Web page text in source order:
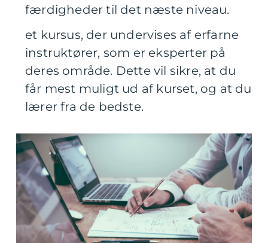
færdigheder til det næste niveau.
et kursus, der undervises af erfarne
instruktører, som er eksperter på
deres område. Dette vil sikre, at du
får mest muligt ud af kurset, og at du
lærer fra de bedste.